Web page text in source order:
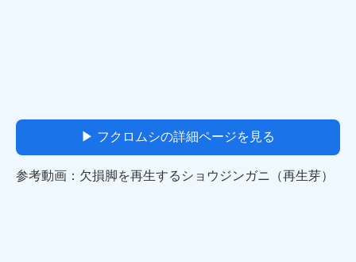
▶ フクロムシの詳細ページを見る
参考動画：欠損脚を再生するショウジンガニ（再生芽）